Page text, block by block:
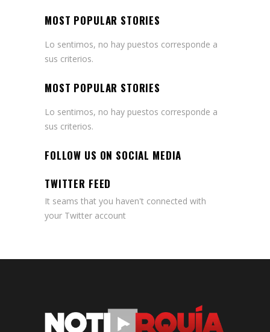
MOST POPULAR STORIES
Lo sentimos, no hay puestos corresponde a
sus criterios.
MOST POPULAR STORIES
Lo sentimos, no hay puestos corresponde a
sus criterios.
FOLLOW US ON SOCIAL MEDIA
TWITTER FEED
It seams that you haven't connected with
your Twitter account